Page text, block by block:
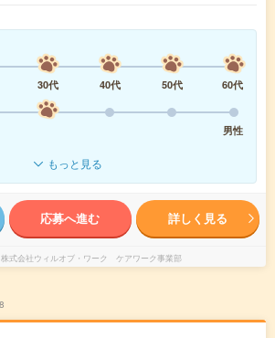
30代 40代 50代
60代
男性
もっと見る
応募へ進む 詳しく見る
株式会社ウィルオブ・ワーク ケアワーク事業部